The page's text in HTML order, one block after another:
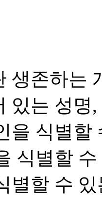
존하는
있는 성명
을 식별할
식별할
별할 수